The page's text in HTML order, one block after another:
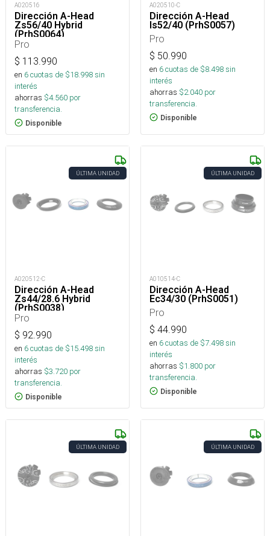
A020516
Dirección A-Head
Zs56/40 Hybrid
(PrhS0064)
Pro
$ 113.990
en 6cuotas de $18.998sin
interés
ahorras $4.560 por
transferencia.
Disponible
A020510-C
Dirección A-Head
Is52/40 (PrhS0057)
Pro
$ 50.990
en 6cuotas de $8.498sin
interés
ahorras $2.040 por
transferencia.
Disponible
ÚLTIMA UNIDAD
A020512-C
Dirección A-Head
Zs44/28.6 Hybrid
(PrhS0038)
Pro
$ 92.990
en 6cuotas de $15.498sin
interés
ahorras $3.720 por
transferencia.
Disponible
ÚLTIMA UNIDAD
A010514-C
Dirección A-Head
Ec34/30 (PrhS0051)
Pro
$ 44.990
en 6cuotas de $7.498sin
interés
ahorras $1.800 por
transferencia.
Disponible
ÚLTIMA UNIDAD ÚLTIMA UNIDAD